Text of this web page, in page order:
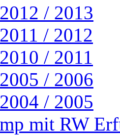
/ 2013
/ 2012
/ 2011
/ 2006
/ 2005
mit RW